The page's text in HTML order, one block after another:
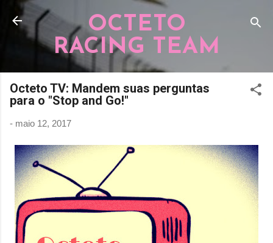
Pular para o conteúdo principal
OCTETO
RACING TEAM
Octeto TV: Mandem suas perguntas
para o "Stop and Go!"
- maio 12, 2017